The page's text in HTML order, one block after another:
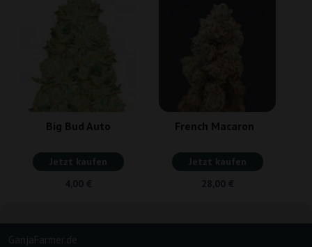
Big Bud Auto
Jetzt kaufen
4,00 €
French Macaron
Jetzt kaufen
28,00 €
GanjaFarmer.de